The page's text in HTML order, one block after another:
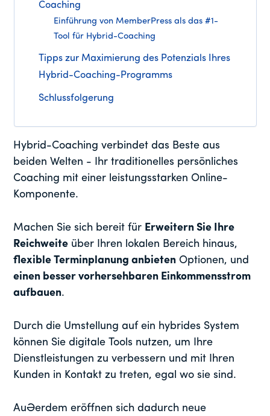
Coaching
Einführung von MemberPress als das #1-
Tool für Hybrid-Coaching
Tipps zur Maximierung des Potenzials Ihres
Hybrid-Coaching-Programms
Schlussfolgerung
Hybrid-Coaching verbindet das Beste aus
beiden Welten - Ihr traditionelles persönliches
Coaching mit einer leistungsstarken Online-
Komponente.
Machen Sie sich bereit für Erweitern Sie Ihre
Reichweite über Ihren lokalen Bereich hinaus,
flexible Terminplanung anbieten Optionen, und
einen besser vorhersehbaren Einkommensstrom
aufbauen.
Durch die Umstellung auf ein hybrides System
können Sie digitale Tools nutzen, um Ihre
Dienstleistungen zu verbessern und mit Ihren
Kunden in Kontakt zu treten, egal wo sie sind.
Außerdem eröffnen sich dadurch neue